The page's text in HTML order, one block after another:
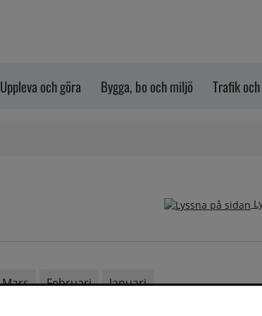
Uppleva och göra Bygga, bo och miljö Trafik
Mars Februari Januari